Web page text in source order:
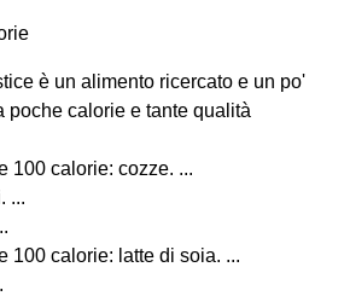
è un alimento ricercato e un po'
poche calorie e tante qualità
100 calorie: cozze. ...
...
100 calorie: latte di soia. ...